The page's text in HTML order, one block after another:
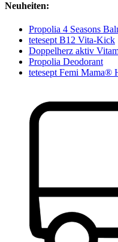
Neuheiten:
Propolia 4 Seasons
tetesept B12 Vita-Kick
Doppelherz aktiv
Propolia Deodorant
tetesept Femi Mama®